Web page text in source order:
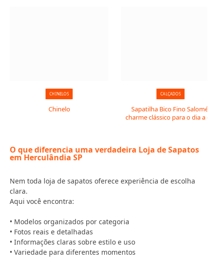
CHINELOS
Chinelo
CALÇADOS
Sapatilha Bico Fino Salomé:
charme clássico para o dia a dia
O que diferencia uma verdadeira Loja de Sapatos
em Herculândia SP
Nem toda loja de sapatos oferece experiência de escolha
clara.
Aqui você encontra:
• Modelos organizados por categoria
• Fotos reais e detalhadas
• Informações claras sobre estilo e uso
• Variedade para diferentes momentos